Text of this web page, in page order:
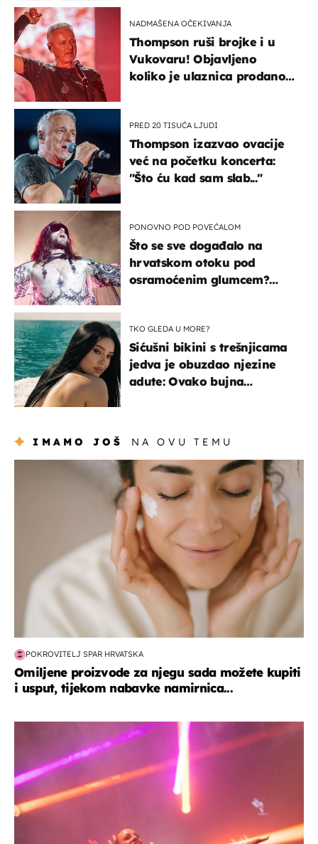
NADMAŠENA OČEKIVANJA
Thompson ruši brojke i u
Vukovaru! Objavljeno
koliko je ulaznica prodano
PRED 20 TISUĆA LJUDI
Thompson izazvao ovacije
već na početku koncerta:
"Što ću kad sam slab..."
PONOVNO POD POVEĆALOM
Što se sve događalo na
hrvatskom otoku pod
osramoćenim glumcem?
TKO GLEDA U MORE?
Sićušni bikini s trešnjicama
jedva je obuzdao njezine
adute: Ovako bujna
IMAMO JOŠ NA OVU TEMU
moda & ljepota
POKROVITELJ SPAR HRVATSKA
Omiljene proizvode za njegu sada možete kupiti
i usput, tijekom nabavke namirnica...